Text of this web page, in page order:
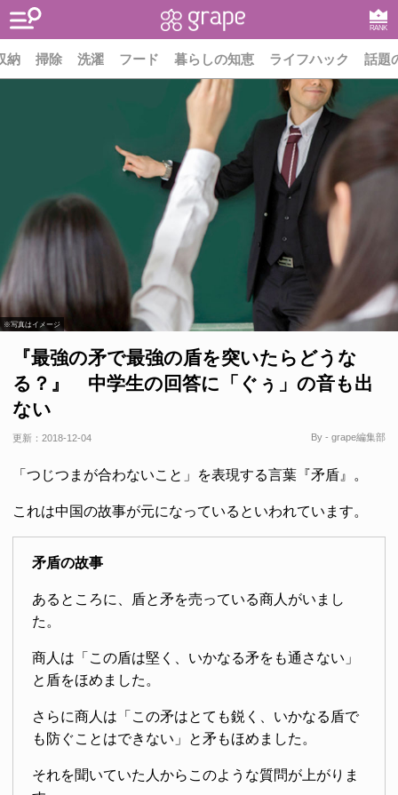
RANK
納 掃除 洗濯 フード 暮らしの知恵 ライフハック 話題
※写真はイメージ
『最強の矛で最強の盾を突いたらどうな
る？』 中学生の回答に「ぐぅ」の音も出
ない
更新： 2018-12-04 By - grape編集部
「つじつまが合わないこと」を表現する言葉『矛盾』。
これは中国の故事が元になっているといわれています。
矛盾の故事
あるところに、盾と矛を売っている商人がいまし
た。
商人は「この盾は堅く、いかなる矛をも通さない」
と盾をほめました。
さらに商人は「この矛はとても鋭く、いかなる盾で
も防ぐことはできない」と矛もほめました。
それを聞いていた人からこのような質問が上がりま